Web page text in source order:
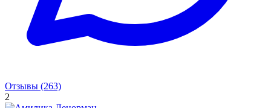
Отзывы (263)
2